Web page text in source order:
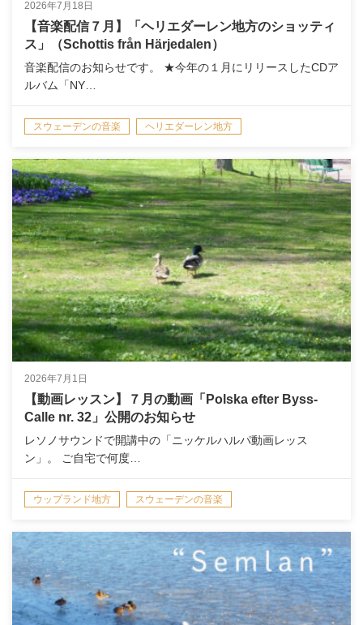
2026年7月18日
【音楽配信７月】「ヘリエダーレン地方のショッティ
ス」（Schottis från Härjedalen）
音楽配信のお知らせです。 ★今年の１月にリリースしたCDア
ルバム「NY…
スウェーデンの音楽 ヘリエダーレン地方
2026年7月1日
【動画レッスン】７月の動画「Polska efter Byss-
Calle nr. 32」公開のお知らせ
レソノサウンドで開講中の「ニッケルハルパ動画レッス
ン」。 ご自宅で何度…
ウップランド地方 スウェーデンの音楽